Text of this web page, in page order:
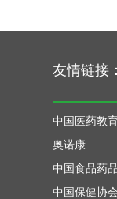
友情链接
中国医药教
奥诺康
中国食品药
中国保健协